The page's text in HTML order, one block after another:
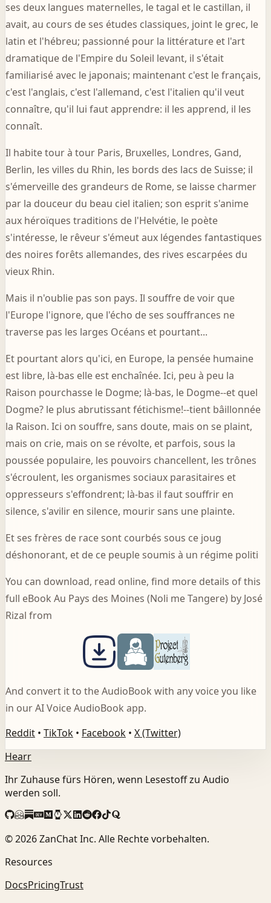
ses deux langues maternelles, le tagal et le castillan, il
avait, au cours de ses études classiques, joint le grec, le
latin et l'hébreu; passionné pour la littérature et l'art
dramatique de l'Empire du Soleil levant, il s'était
familiarisé avec le japonais; maintenant c'est le français,
c'est l'anglais, c'est l'allemand, c'est l'italien qu'il veut
connaître, qu'il lui faut apprendre: il les apprend, il les
connaît.
Il habite tour à tour Paris, Bruxelles, Londres, Gand,
Berlin, les villes du Rhin, les bords des lacs de Suisse; il
s'émerveille des grandeurs de Rome, se laisse charmer
par la douceur du beau ciel italien; son esprit s'anime
aux héroïques traditions de l'Helvétie, le poète
s'intéresse, le rêveur s'émeut aux légendes fantastiques
des noires forêts allemandes, des rives escarpées du
vieux Rhin.
Mais il n'oublie pas son pays. Il souffre de voir que
l'Europe l'ignore, que l'écho de ses souffrances ne
traverse pas les larges Océans et pourtant...
Et pourtant alors qu'ici, en Europe, la pensée humaine
est libre, là-bas elle est enchaînée. Ici, peu à peu la
Raison pourchasse le Dogme; là-bas, le Dogme--et quel
Dogme? le plus abrutissant fétichisme!--tient bâillonnée
la Raison. Ici on souffre, sans doute, mais on se plaint,
mais on crie, mais on se révolte, et parfois, sous la
poussée populaire, les pouvoirs chancellent, les trônes
s'écroulent, les organismes sociaux parasitaires et
oppresseurs s'effondrent; là-bas il faut souffrir en
silence, s'avilir en silence, mourir sans une plainte.
Et ses frères de race sont courbés sous ce joug
déshonorant, et de ce peuple soumis à un régime politi
You can download, read online, find more details of this
full eBook Au Pays des Moines (Noli me Tangere) by José
Rizal from
And convert it to the AudioBook with any voice you like
in our AI Voice AudioBook app.
Reddit • TikTok • Facebook • X (Twitter)
Hearr
Ihr Zuhause fürs Hören, wenn Lesestoff zu Audio
werden soll.
©2026ZanChat Inc. Alle Rechte vorbehalten.
Resources
DocsPricingTrust